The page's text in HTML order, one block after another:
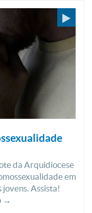
da Arquidiocese
em
jovens. Assista!
→